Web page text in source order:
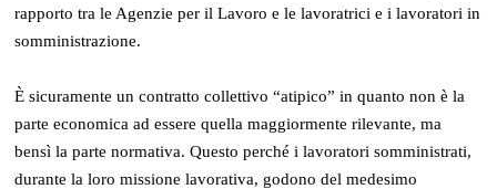
rapporto tra le Agenzie per il Lavoro e le lavoratrici e i lavoratori in
somministrazione.
È sicuramente un contratto collettivo “atipico” in quanto non è la
parte economica ad essere quella maggiormente rilevante, ma
bensì la parte normativa. Questo perché i lavoratori somministrati,
durante la loro missione lavorativa, godono del medesimo